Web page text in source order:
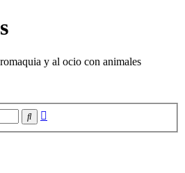
y al ocio con animales
Buscar